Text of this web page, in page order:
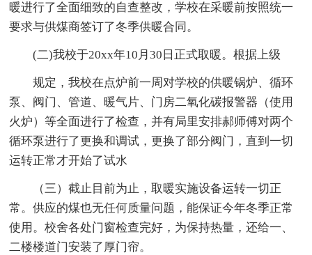
暖进行了全面细致的自查整改，学校在采暖前按照统一
要求与供煤商签订了冬季供暖合同。
(二)我校于20xx年10月30日正式取暖。根据上级
规定，我校在点炉前一周对学校的供暖锅炉、循环
泵、阀门、管道、暖气片、门房二氧化碳报警器（使用
火炉）等全面进行了检查，并有局里安排郝师傅对两个
循环泵进行了更换和调试，更换了部分阀门，直到一切
运转正常才开始了试水
（三）截止目前为止，取暖实施设备运转一切正
常。供应的煤也无任何质量问题，能保证今年冬季正常
使用。校舍各处门窗检查完好，为保持热量，还给一、
二楼楼道门安装了厚门帘。